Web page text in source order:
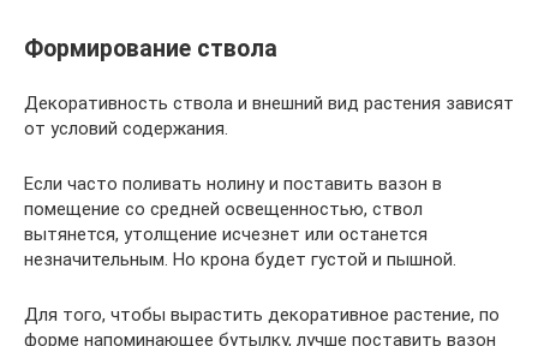
Формирование ствола
Декоративность ствола и внешний вид растения зависят
от условий содержания.
Если часто поливать нолину и поставить вазон в
помещение со средней освещенностью, ствол
вытянется, утолщение исчезнет или останется
незначительным. Но крона будет густой и пышной.
Для того, чтобы вырастить декоративное растение, по
форме напоминающее бутылку, лучше поставить вазон